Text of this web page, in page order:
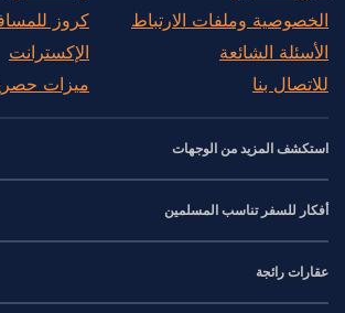
الخصوصية وملفات الارتباط
الأسئلة الشائعة
للاتصال بنا
كروز
الإكسترانت
ميزات
استكشف المزيد من الوجهات
أفكار للسفر تناسب المسلمين
عقارات رائجة